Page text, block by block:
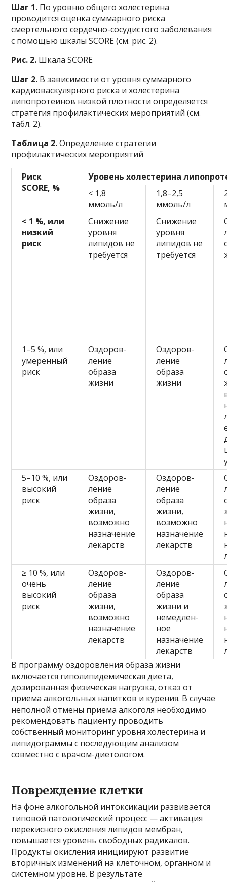
Шаг 1. По уровню общего холестерина
проводится оценка суммарного риска
смертельного сердечно-сосудистого заболевания
с помощью шкалы SCORE (см. рис. 2).
Рис. 2. Шкала SCORE
Шаг 2. В зависимости от уровня суммарного
кардиоваскулярного риска и холестерина
липопротеинов низкой плотности определяется
стратегия профилактических мероприятий (см.
табл. 2).
Таблица 2.Определение стратегии
профилактических мероприятий
Риск
SCORE, %
Уровень холестерина
< 1,8
ммоль/л
1,8–2,5
ммоль/л
< 1 %, или
низкий
риск
Снижение
уровня
липидов не
требуется
Снижение
уровня
липидов не
требуется
1–5 %, или
умеренный
риск
Оздоров-
ление
образа
жизни
Оздоров-
ление
образа
жизни
5–10 %, или
высокий
риск
Оздоров-
ление
образа
жизни,
возможно
назначение
лекарств
Оздоров-
ление
образа
жизни,
возможно
назначение
лекарств
≥ 10 %, или
очень
высокий
риск
Оздоров-
ление
образа
жизни,
возможно
назначение
лекарств
Оздоров-
ление
образа
жизни и
немедлен-
ное
назначение
лекарств
В программу оздоровления образа жизни
включается гиполипидемическая диета,
дозированная физическая нагрузка, отказ от
приема алкогольных напитков и курения. В случае
неполной отмены приема алкоголя необходимо
рекомендовать пациенту проводить
собственный мониторинг уровня холестерина и
липидограммы с последующим анализом
совместно с врачом-диетологом.
Повреждение клетки
На фоне алкогольной интоксикации развивается
типовой патологический процесс — активация
перекисного окисления липидов мембран,
повышается уровень свободных радикалов.
Продукты окисления инициируют развитие
вторичных изменений на клеточном, органном и
системном уровне. В результате